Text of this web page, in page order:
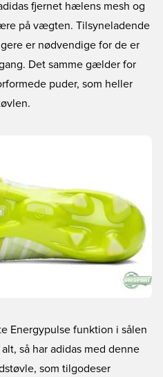
fjernet hælens mesh og
på vægten. Tilsyneladende
er nødvendige for de er
Det samme gælder for
puder, som heller
Energypulse funktion i sålen
så har adidas med denne
som tilgodeser